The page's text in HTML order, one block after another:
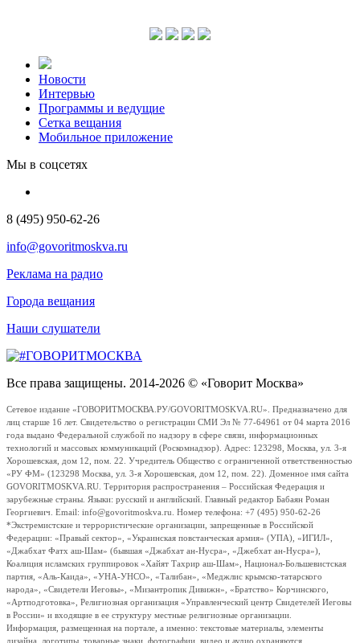
Новости
Интервью
Программы и ведущие
Сетка вещания
Мобильное приложение
Мы в соцсетях
8 (495) 950-62-26
info@govoritmoskva.ru
Реклама на радио
Города вещания
Наши слушатели
Все права защищены. 2014-2026 © «Говорит Москва»
Сетевое издание «ГОВОРИТМОСКВА.РУ/GOVORITMOSKVA.RU». Предназначено для
лиц старше 16 лет. Свидетельство о регистрации СМИ Эл № 77-64961 от 04 марта 2016
года выдано Федеральной службой по надзору в сфере связи, информационных
технологий и массовых коммуникаций (Роскомнадзор). Адрес: 123298, Москва, ул. 3-я
Хорошевская, дом 12, пом. 22. Учредитель Общество с ограниченной ответственностью
«РУ ФМ» (123298 Москва, ул. 3-я Хорошевская, дом 12, пом. 22). Доменное имя сайта
GOVORITMOSKVA.RU. Территория распространения – Российская Федерация и
зарубежные страны. Языки: русский и английский. Главный редактор Бабаян Роман
Георгиевич. Email: info@govoritmoskva.ru. Номер телефона: +7 (495) 950-62-26
*Экстремистские и террористические организации, запрещенные в Российской
Федерации: «Правый сектор», «Украинская повстанческая армия» (УПА), «ИГИЛ»,
«Джабхат Фатх аш-Шам» (бывшая «Джабхат ан-Нусра», «Джебхат ан-Нусра»),
Коалиция исламских группировок «Хайят Тахрир аш-Шам», Национал-Большевистская
партия, «Аль-Каида», «УНА-УНСО», «Талибан», «Меджлис крымско-татарского
народа», «Свидетели Иеговы», «Мизантропик Дивижн», «Братство» Корчинского,
«Артподготовка», Религиозная организация «Управленческий центр Свидетелей Иеговы
в России» и входящие в ее структуру местные религиозные организации.
Информация, размещенная на портале, а именно: текстовые материалы, элементы
дизайна, логотипы, товарные знаки, фотографии, видео и аудио охраняются